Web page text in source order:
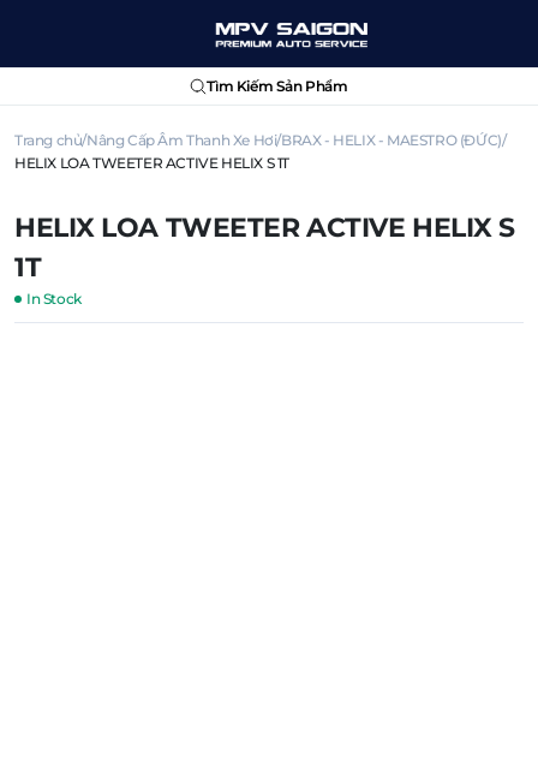
Tìm Kiếm Sản Phẩm
Trang chủ Nâng Cấp Âm Thanh Xe Hơi BRAX - HELIX - MAESTRO (ĐỨC)
HELIX LOA TWEETER ACTIVE HELIX S 1T
HELIX LOA TWEETER ACTIVE HELIX S
1T
In Stock